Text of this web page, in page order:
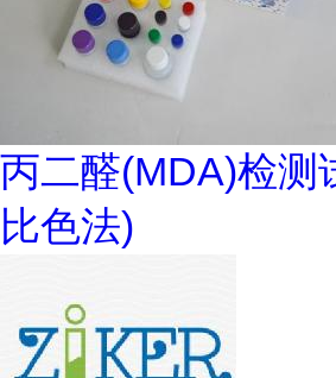
丙二醛(MDA)检测
比色法)